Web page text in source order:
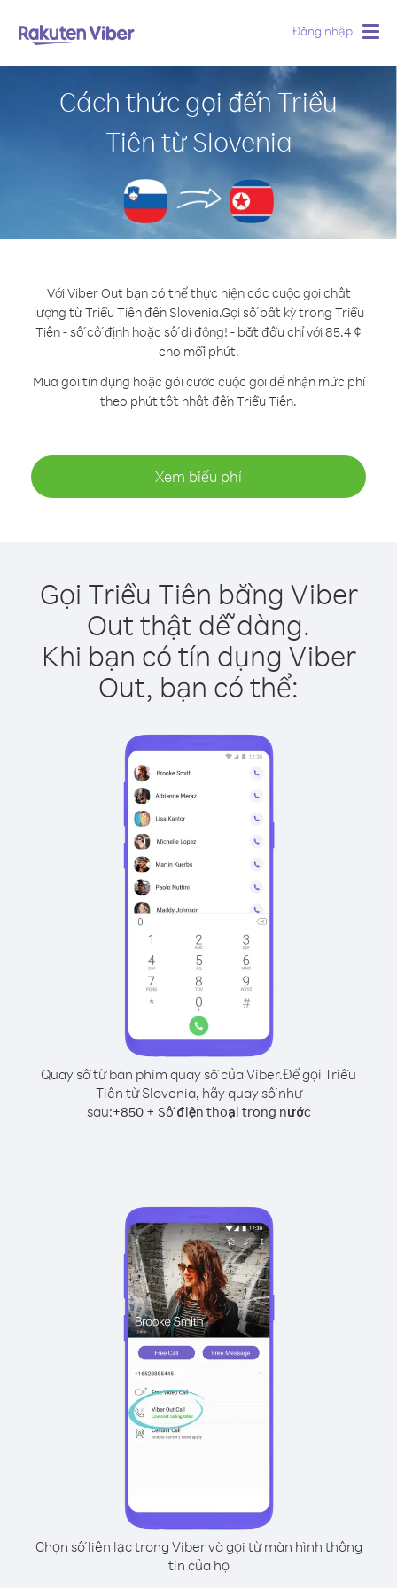
Đăng nhập
Cách thức gọi đến Triều
Tiên từ Slovenia
Với Viber Out bạn có thể thực hiện các cuộc gọi chất
lượng từ Triều Tiên đến Slovenia.Gọi số bất kỳ trong Triều
Tiên - số cố định hoặc số di động! - bắt đầu chỉ với 85.4 ¢
cho mỗi phút.
Mua gói tín dụng hoặc gói cước cuộc gọi để nhận mức phí
theo phút tốt nhất đến Triều Tiên.
Xem biểu phí
Gọi Triều Tiên bằng Viber
Out thật dễ dàng.
Khi bạn có tín dụng Viber
Out, bạn có thể:
Quay số từ bàn phím quay số của Viber.Để gọi Triều
Tiên từ Slovenia, hãy quay số như
sau:+850+ Số điện thoại trong nước
Chọn số liên lạc trong Viber và gọi từ màn hình thông
tin của họ